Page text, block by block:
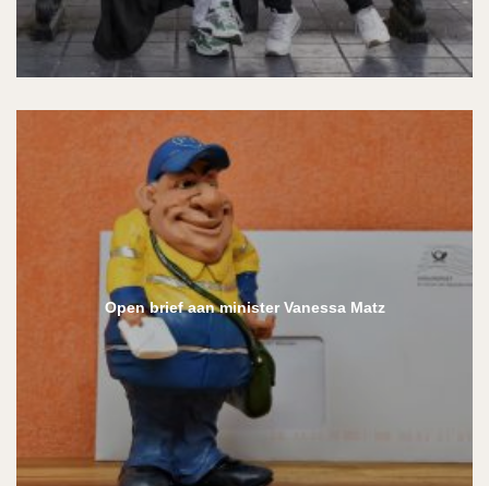
Open brief aan minister Vanessa Matz